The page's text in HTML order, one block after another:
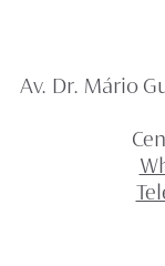
Av. Dr. Mário